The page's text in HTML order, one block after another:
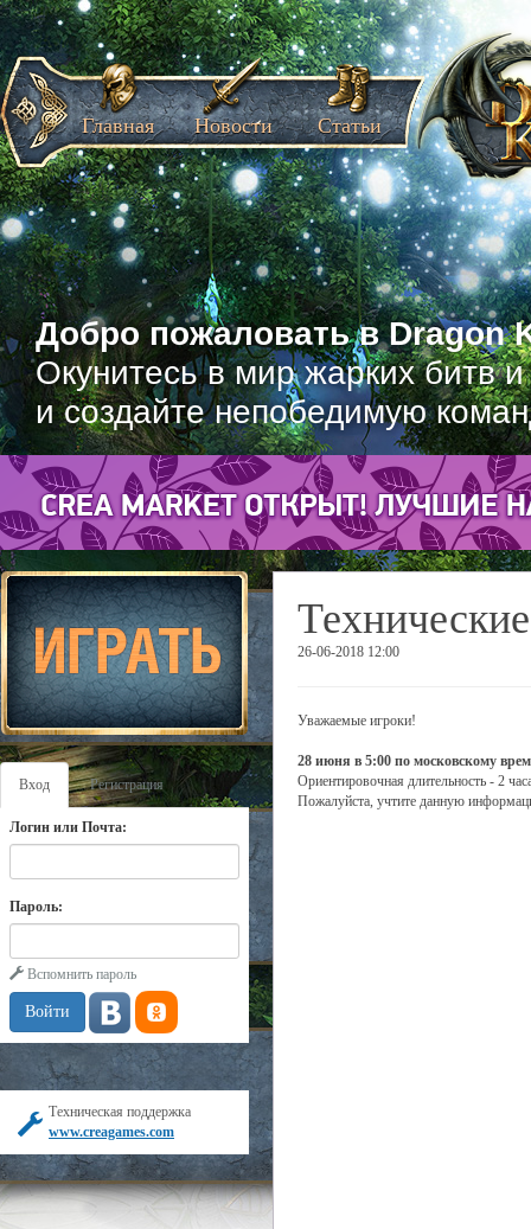
Добро пожаловать в Dragon
Окунитесь в мир жарких битв
и создайте непобедимую
Главная Новости Статьи
Вход Регистрация
Логин или Почта:
Пароль:
Вспомнить пароль
Техническая поддержка
www.creagames.com
26-06-2018 12:00
Уважаемые игроки!
28 июня в 5:00 по московскому
Ориентировочная длительность - 2
Пожалуйста, учтите данную